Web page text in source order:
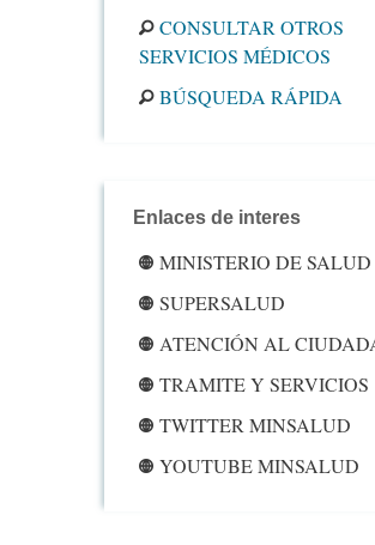
CONSULTAR OTROS
SERVICIOS MÉDICOS
BÚSQUEDA RÁPIDA
Enlaces de interes
MINISTERIO DE SALUD
SUPERSALUD
ATENCIÓN AL
TRAMITE Y SERVICIOS
TWITTER MINSALUD
YOUTUBE MINSALUD